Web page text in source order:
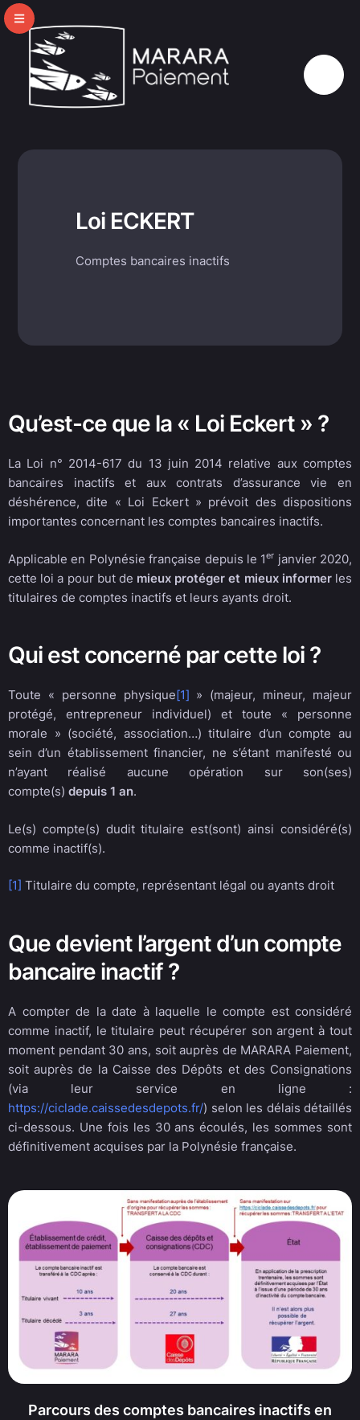
Loi ECKERT
Comptes bancaires inactifs
Qu’est-ce que la « Loi Eckert » ?
La Loi n° 2014-617 du 13 juin 2014 relative aux comptes
bancaires inactifs et aux contrats d’assurance vie en
déshérence, dite « Loi Eckert » prévoit des dispositions
importantes concernant les comptes bancaires inactifs.
Applicable en Polynésie française depuis le 1er janvier 2020,
cette loi a pour but de mieux protéger et mieux informer les
titulaires de comptes inactifs et leurs ayants droit.
Qui est concerné par cette loi ?
Toute « personne physique[1] » (majeur, mineur, majeur
protégé, entrepreneur individuel) et toute « personne
morale » (société, association…) titulaire d’un compte au
sein d’un établissement financier, ne s’étant manifesté ou
n’ayant réalisé aucune opération sur son(ses)
compte(s) depuis 1 an.
Le(s) compte(s) dudit titulaire est(sont) ainsi considéré(s)
comme inactif(s).
[1] Titulaire du compte, représentant légal ou ayants droit
Que devient l’argent d’un compte
bancaire inactif ?
A compter de la date à laquelle le compte est considéré
comme inactif, le titulaire peut récupérer son argent à tout
moment pendant 30 ans, soit auprès de MARARA Paiement,
soit auprès de la Caisse des Dépôts et des Consignations
(via leur service en ligne :
https://ciclade.caissedesdepots.fr/) selon les délais détaillés
ci-dessous. Une fois les 30 ans écoulés, les sommes sont
définitivement acquises par la Polynésie française.
Parcours des comptes bancaires inactifs en